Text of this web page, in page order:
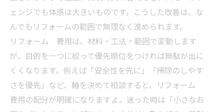
ェンジでも体感は大きいものです。こうした改善は、な
んでもリフォームの範囲で無理なく進められます。
リフォーム 費用は、材料・工法・範囲で変動します
が、目的を一つに絞って優先順位をつければ無駄が出に
くくなります。例えば「安全性を先に」「掃除のしやす
さを優先」など、軸を決めて相談すると、リフォーム
費用の配分が明確になりますよ。迷った時は「小さなお